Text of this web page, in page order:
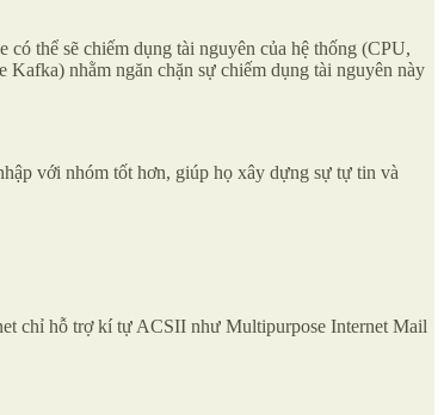
thể sẽ chiếm dụng tài nguyên của hệ thống (CPU,
nhằm ngăn chặn sự chiếm dụng tài nguyên này
với nhóm tốt hơn, giúp họ xây dựng sự tự tin và
chỉ hỗ trợ kí tự ACSII như Multipurpose Internet Mail